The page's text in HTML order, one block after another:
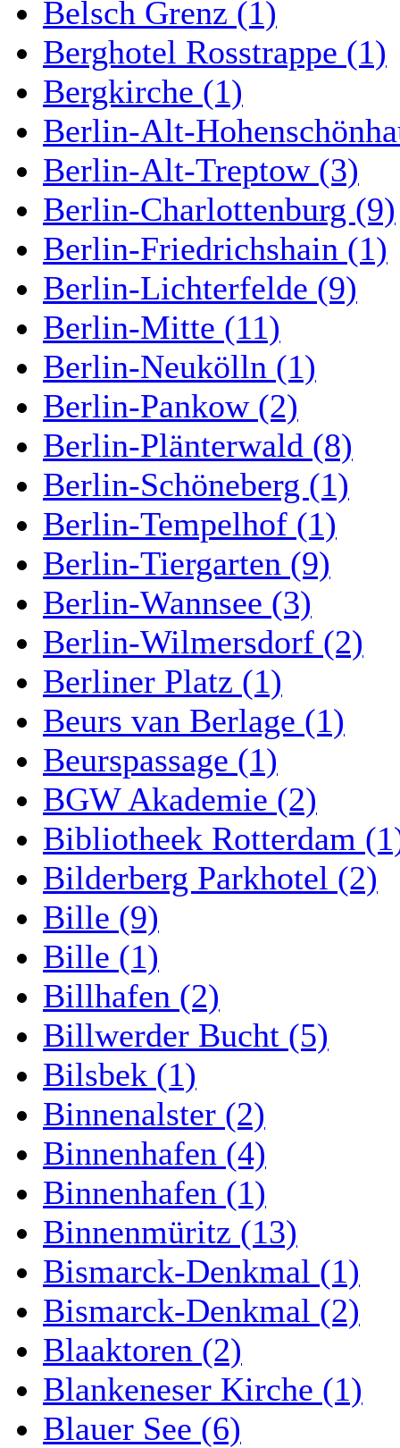
Belsch Grenz (1)
Berghotel Rosstrappe (1)
Bergkirche (1)
Berlin-Alt-
Berlin-Alt-Treptow (3)
Berlin-Charlottenburg (9)
Berlin-Friedrichshain (1)
Berlin-Lichterfelde (9)
Berlin-Mitte (11)
Berlin-Neukölln (1)
Berlin-Pankow (2)
Berlin-Plänterwald (8)
Berlin-Schöneberg (1)
Berlin-Tempelhof (1)
Berlin-Tiergarten (9)
Berlin-Wannsee (3)
Berlin-Wilmersdorf (2)
Berliner Platz (1)
Beurs van Berlage (1)
Beurspassage (1)
BGW Akademie (2)
Bibliotheek Rotterdam
Bilderberg Parkhotel (2)
Bille (9)
Bille (1)
Billhafen (2)
Billwerder Bucht (5)
Bilsbek (1)
Binnenalster (2)
Binnenhafen (4)
Binnenhafen (1)
Binnenmüritz (13)
Bismarck-Denkmal (1)
Bismarck-Denkmal (2)
Blaaktoren (2)
Blankeneser Kirche (1)
Blauer See (6)